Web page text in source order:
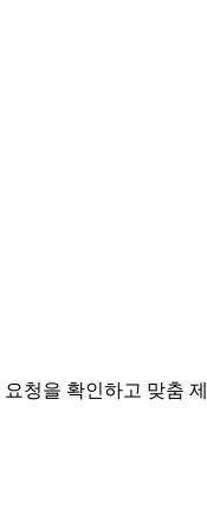
요청을 확인하고 맞춤